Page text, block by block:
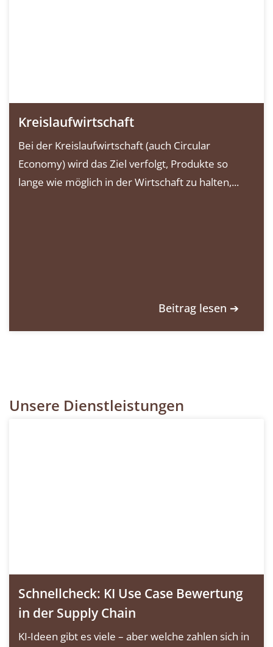
Kreislaufwirtschaft
Bei der Kreislaufwirtschaft (auch Circular
Economy) wird das Ziel verfolgt, Produkte so
lange wie möglich in der Wirtschaft zu halten,...
Beitrag lesen ➔
Unsere Dienstleistungen
Schnellcheck: KI Use Case Bewertung
in der Supply Chain
KI-Ideen gibt es viele – aber welche zahlen sich in